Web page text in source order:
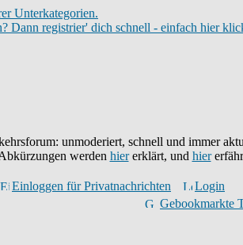
Unterkategorien.
Dann registrier' dich schnell - einfach hier
unmoderiert, schnell und immer
werden hiererklärt, und hier
Einloggen für Privatnachrichten
Login
Gebookmarkte